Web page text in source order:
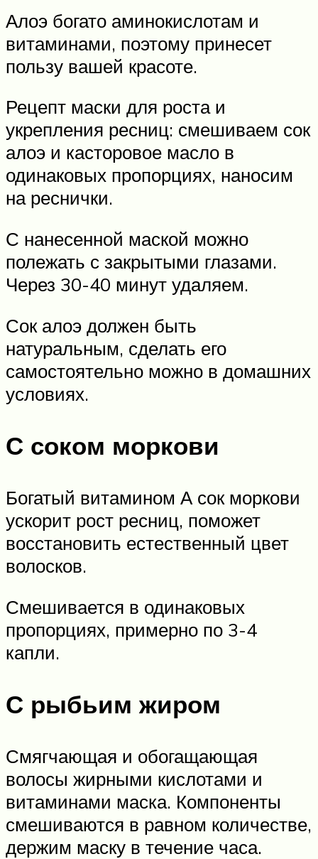
Алоэ богато аминокислотам и
витаминами, поэтому принесет
пользу вашей красоте.
Рецепт маски для роста и
укрепления ресниц: смешиваем сок
алоэ и касторовое масло в
одинаковых пропорциях, наносим
на реснички.
С нанесенной маской можно
полежать с закрытыми глазами.
Через 30-40 минут удаляем.
Сок алоэ должен быть
натуральным, сделать его
самостоятельно можно в домашних
условиях.
С соком моркови
Богатый витамином А сок моркови
ускорит рост ресниц, поможет
восстановить естественный цвет
волосков.
Смешивается в одинаковых
пропорциях, примерно по 3-4
капли.
С рыбьим жиром
Смягчающая и обогащающая
волосы жирными кислотами и
витаминами маска. Компоненты
смешиваются в равном количестве,
держим маску в течение часа.